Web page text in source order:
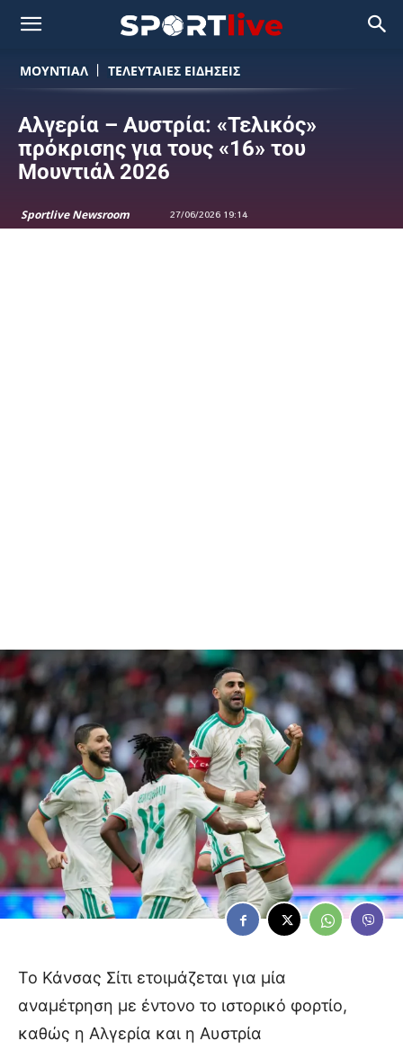
ΜΟΥΝΤΙΆΛ ΤΕΛΕΥΤΑΙΕΣ ΕΙΔΗΣΕΙΣ
Αλγερία – Αυστρία: «Τελικός»
πρόκρισης για τους «16» του
Μουντιάλ 2026
Sportlive Newsroom 27/06/2026 19:14
Το Κάνσας Σίτι ετοιμάζεται για μία
αναμέτρηση με έντονο το ιστορικό φορτίο,
καθώς η Αλγερία και η Αυστρία